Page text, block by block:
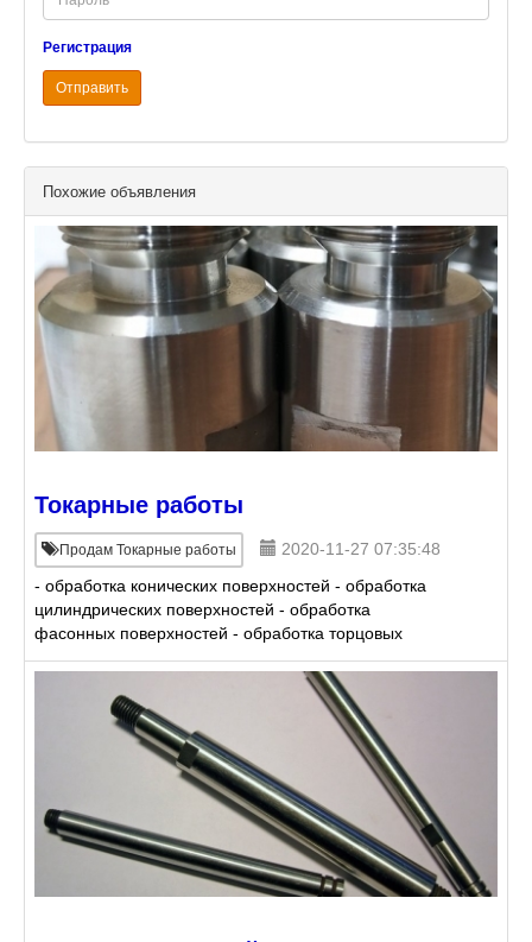
Регистрация
Отправить
Похожие объявления
Токарные работы
Продам Токарные работы
2020-11-27 07:35:48
- обработка конических поверхностей - обработка
цилиндрических поверхностей - обработка
фасонных поверхностей - обработка торцовых
поверхностей - обработка уступов - вытачивание